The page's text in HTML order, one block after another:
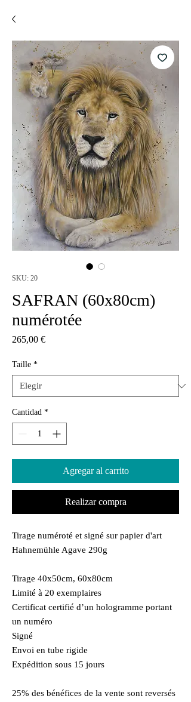
SKU: 20
SAFRAN (60x80cm)
numérotée
265,00 €Precio
Taille *
Cantidad *
Agregar al carrito
Realizar compra
Tirage numéroté et signé sur papier d'art
Hahnemühle Agave 290g
Tirage 40x50cm, 60x80cm
Limité à 20 exemplaires
Certificat certifié d’un hologramme portant
un numéro
Signé
Envoi en tube rigide
Expédition sous 15 jours
25% des bénéfices de la vente sont reversés